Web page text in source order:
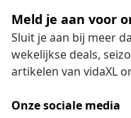
Meld je aan voor
Sluit je aan bij meer
wekelijkse deals,
artikelen van vidaXL
Onze sociale media